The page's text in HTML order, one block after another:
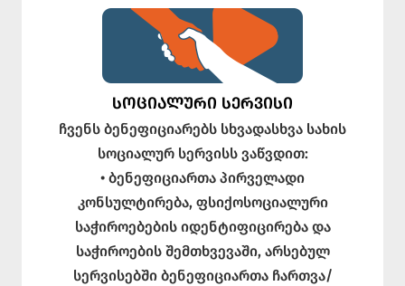
ᲡᲝᲪᲘᲐᲚᲣᲠᲘ ᲡᲔᲠᲕᲘᲡᲘ
ჩვენს ბენეფიციარებს სხვადასხვა სახის
სოციალურ სერვისს ვაწვდით:
• ბენეფიციართა პირველადი
კონსულტირება, ფსიქოსოციალური
საჭიროებების იდენტიფიცირება და
საჭიროების შემთხვევაში, არსებულ
სერვისებში ბენეფიციართა ჩართვა/